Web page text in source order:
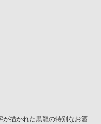
が描かれた黒龍の特別なお酒